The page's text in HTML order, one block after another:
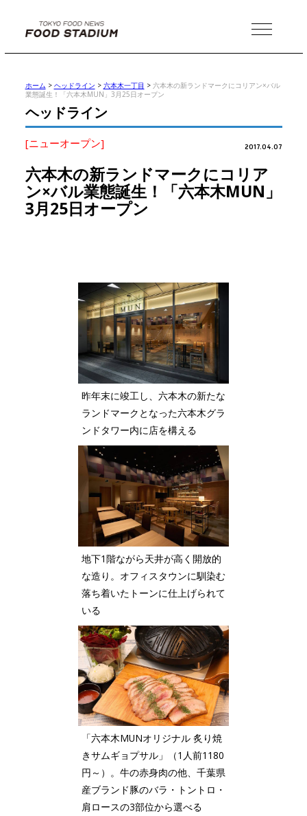
MENU
ホーム > ヘッドライン > 六本木一丁目 > 六本木の新ランドマークにコリアン×バル
業態誕生！「六本木MUN」3月25日オープン
ヘッドライン
[ニューオープン] 2017.04.07
六本木の新ランドマークにコリア
ン×バル業態誕生！「六本木MUN」
3月25日オープン
昨年末に竣工し、六本木の新たな
ランドマークとなった六本木グラ
ンドタワー内に店を構える
地下1階ながら天井が高く開放的
な造り。オフィスタウンに馴染む
落ち着いたトーンに仕上げられて
いる
「六本木MUNオリジナル 炙り焼
きサムギョプサル」（1人前1180
円～）。牛の赤身肉の他、千葉県
産ブランド豚のバラ・トントロ・
肩ロースの3部位から選べる